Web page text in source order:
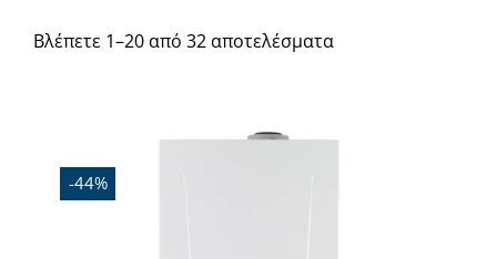
Βλέπετε 1–20 από 32 αποτελέσματα
Εξαντλήθηκε
-44%